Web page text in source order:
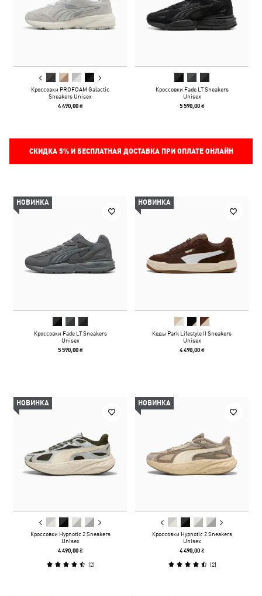
Кроссовки PROFOAM Galactic
Sneakers Unisex
4 490,00 ₴
Кроссовки Fade LT Sneakers
Unisex
5 590,00 ₴
СКИДКА 5%И БЕСПЛАТНАЯ ДОСТАВКА ПРИ ОПЛАТЕ ОНЛАЙН
НОВИНКА
Кроссовки Fade LT Sneakers
Unisex
5 590,00 ₴
НОВИНКА
Кеды Park Lifestyle II Sneakers
Unisex
4 490,00 ₴
НОВИНКА
Кроссовки Hypnotic 2 Sneakers
Unisex
4 490,00 ₴
(2)
НОВИНКА
Кроссовки Hypnotic 2 Sneakers
Unisex
4 490,00 ₴
(2)